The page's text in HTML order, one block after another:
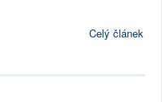
Celý článek